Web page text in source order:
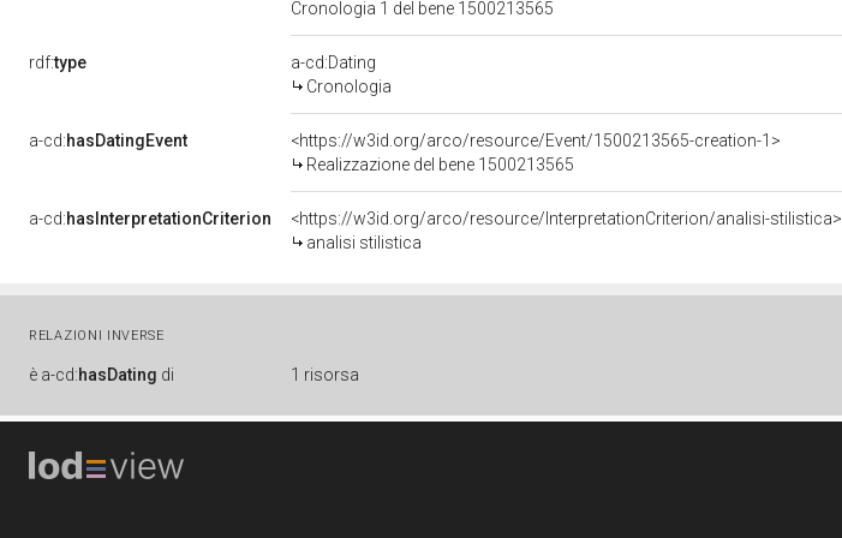
Cronologia 1 del bene 1500213565
rdf:type
a-cd:Dating
Cronologia
a-cd:hasDatingEvent
<https://w3id.org/arco/resource/Event/1500213565-creation-1>
Realizzazione del bene 1500213565
a-cd:hasInterpretationCriterion
<https://w3id.org/arco/resource/InterpretationCriterion/analisi-stilistica>
analisi stilistica
RELAZIONI INVERSE
è a-cd:hasDating di 1 risorsa